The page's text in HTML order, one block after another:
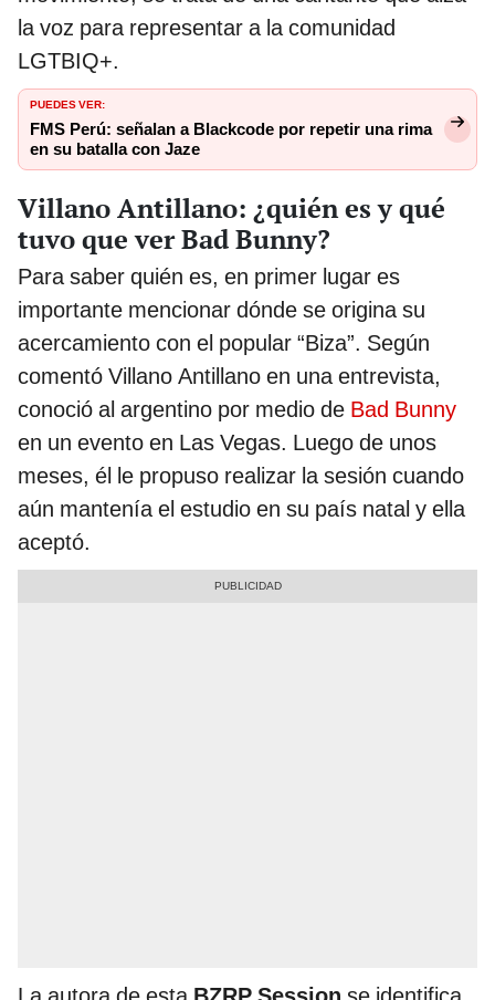
la voz para representar a la comunidad
LGTBIQ+.
PUEDES VER:
FMS Perú: señalan a Blackcode por repetir una rima
en su batalla con Jaze
Villano Antillano: ¿quién es y qué
tuvo que ver Bad Bunny?
Para saber quién es, en primer lugar es
importante mencionar dónde se origina su
acercamiento con el popular “Biza”. Según
comentó Villano Antillano en una entrevista,
conoció al argentino por medio de Bad Bunny
en un evento en Las Vegas. Luego de unos
meses, él le propuso realizar la sesión cuando
aún mantenía el estudio en su país natal y ella
aceptó.